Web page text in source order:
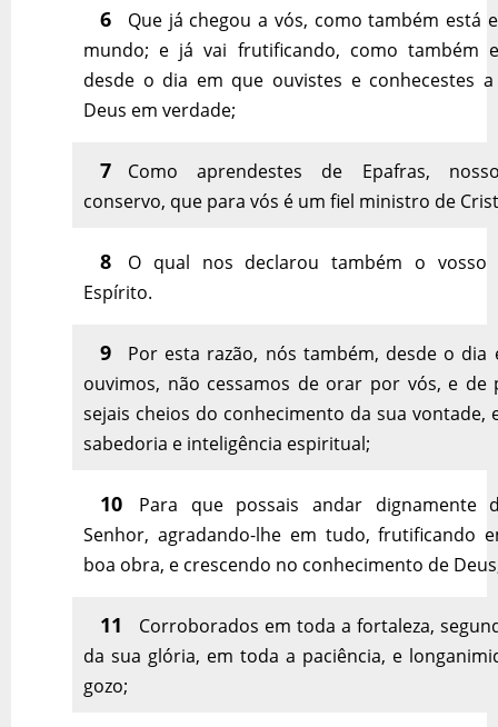
6
Que já chegou a vós, como também está
mundo; e já vai frutificando, como também
desde o dia em que ouvistes e conhecestes
Deus em verdade;
7
Como aprendestes de Epafras,
conservo, que para vós é um fiel ministro de
8
O qual nos declarou também o vosso
Espírito.
9
Por esta razão, nós também, desde o dia
ouvimos, não cessamos de orar por vós, e de
sejais cheios do conhecimento da sua vontade,
sabedoria e inteligência espiritual;
10
Para que possais andar dignamente
Senhor, agradando-lhe em tudo, frutificando
boa obra, e crescendo no conhecimento de
11
Corroborados em toda a fortaleza,
da sua glória, em toda a paciência, e
gozo;